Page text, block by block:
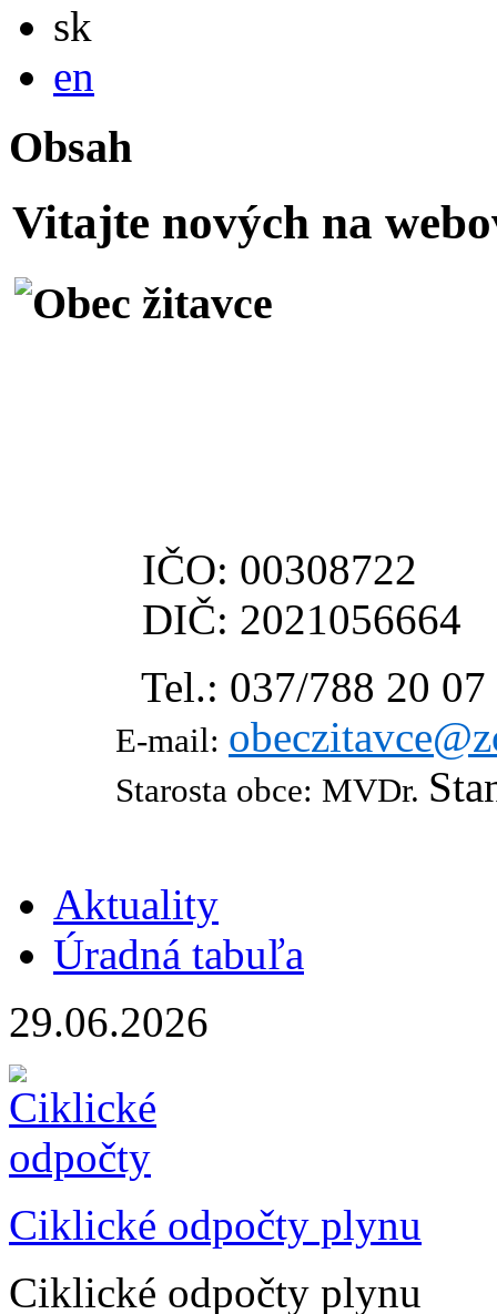
sk
en
Obsah
Vitajte nových na
IČO: 00308722
DIČ: 2021056664
Tel.: 037/788 20 07
E-mail:
Starosta obce: MVDr.
Aktuality
Úradná tabuľa
29.06.2026
Ciklické odpočty plynu
Ciklické odpočty plynu